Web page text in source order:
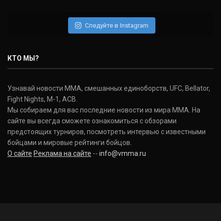
(22-2-0, 1)
Donald Cerrone
(36-15-0, 1)
Исраэль Адесанья
Israel Adesanya
(19-0-0, 0)
Следуйте в Instagram
КТО МЫ?
Узнавай новости ММА, смешанных единоборств, UFC, Bellator,
Fight Nights, M-1, ACB.
Мы собираем для вас последние новости из мира ММА. На
сайте вы всегда сможете ознакомиться с обзорами
предстоящих турниров, посмотреть интервью с известными
бойцами и мировые рейтинги бойцов.
О сайте Реклама на сайте -- info@vmma.ru